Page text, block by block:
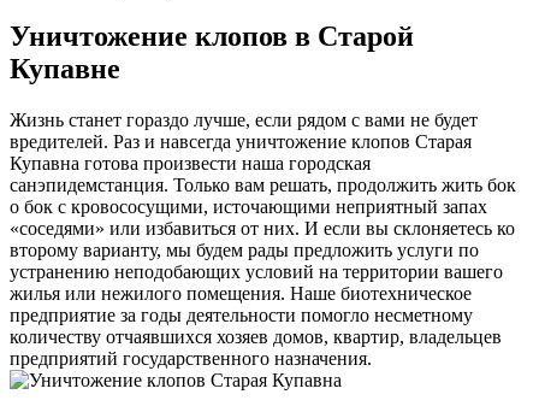
Уничтожение клопов в Старой
Купавне
Жизнь станет гораздо лучше, если рядом с вами не будет
вредителей. Раз и навсегда уничтожение клопов Старая
Купавна готова произвести наша городская
санэпидемстанция. Только вам решать, продолжить жить бок
о бок с кровососущими, источающими неприятный запах
«соседями» или избавиться от них. И если вы склоняетесь ко
второму варианту, мы будем рады предложить услуги по
устранению неподобающих условий на территории вашего
жилья или нежилого помещения. Наше биотехническое
предприятие за годы деятельности помогло несметному
количеству отчаявшихся хозяев домов, квартир, владельцев
предприятий государственного назначения.